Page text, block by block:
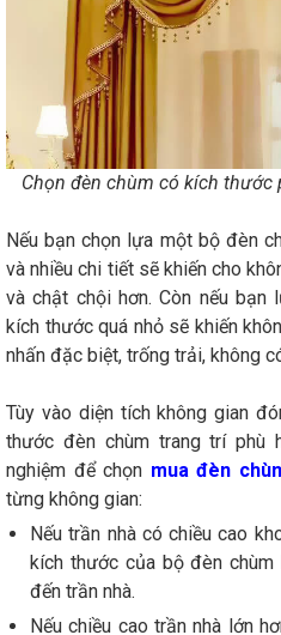
Chọn đèn chùm có kích
Nếu bạn chọn lựa một bộ đèn
và nhiều chi tiết sẽ khiến cho
và chật chội hơn. Còn nếu bạn
kích thước quá nhỏ sẽ khiến
nhấn đặc biệt, trống trải, không
Tùy vào diện tích không gian
thước đèn chùm trang trí phù
nghiệm để chọn mua đèn
từng không gian:
Nếu trần nhà có chiều cao
kích thước của bộ đèn
đến trần nhà.
Nếu chiều cao trần nhà lớn